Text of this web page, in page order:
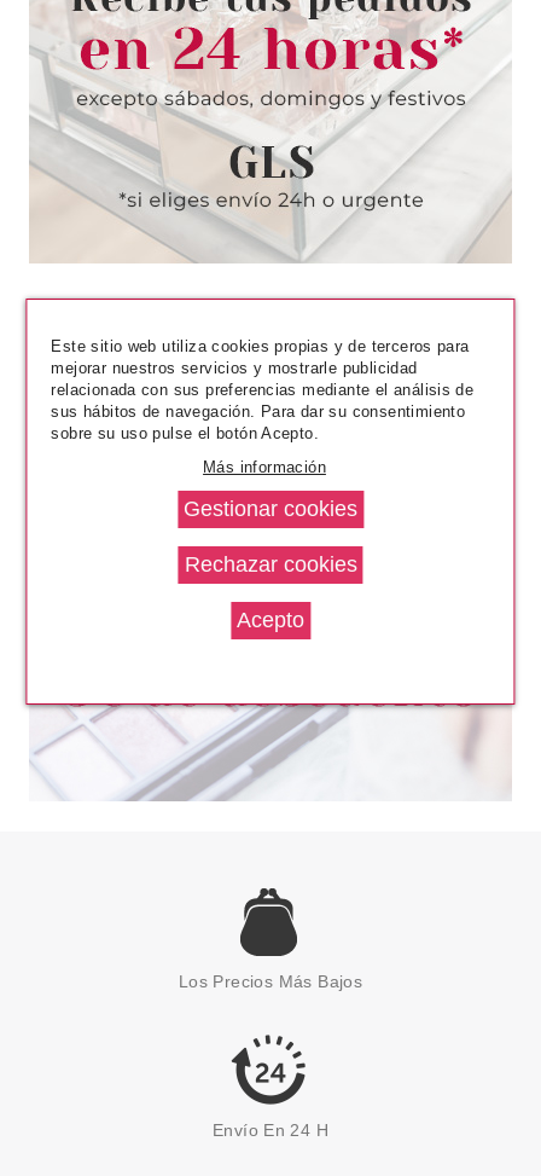
EXPERT BALSAMO
RESTAURADOR 50 ML
Pvr 32.00€
-32%
desde
21.75€
PAYOT
PAYOT L'AUTHENTIQUE 50ML
Pvr 132.00€
-32%
desde
89.19€
PAYOT
PAYOT TECHNI PEEL NUIT
TRATAMIENTO EXFOLIANTE Y
RENOVADOR DE NOCHE 50 ML
36.00€
Los Precios Más Bajos
Envío En 24 H
Este sitio web utiliza cookies propias y de terceros para
mejorar nuestros servicios y mostrarle publicidad
relacionada con sus preferencias mediante el análisis de
sus hábitos de navegación. Para dar su consentimiento
sobre su uso pulse el botón Acepto.
Más información